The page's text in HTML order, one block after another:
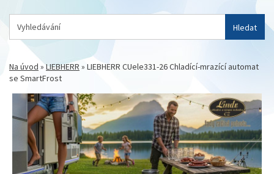
Hledat
Na úvod »LIEBHERR » LIEBHERR CUele331-26 Chladící-mrazící automat
se SmartFrost